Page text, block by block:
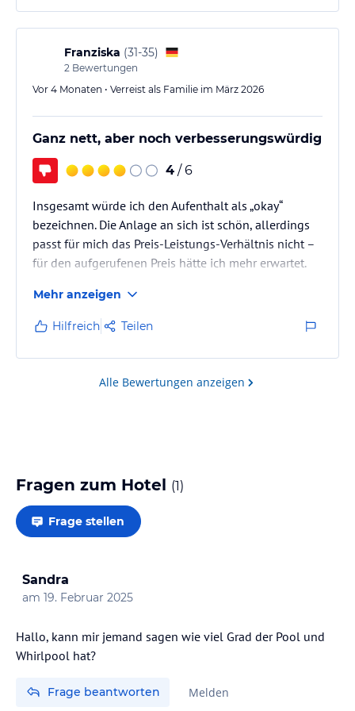
Das große Schwimmbad war in dieser Hitzewelle
sehr erfrischend - welch ein Segen.
Köstliches und reichhaltiges Frühstück und leckeres
Abendessen a la Carte.
Ein kleiner Minuspunkt zum…
Franziska (31-35)
2 Bewertungen
Vor 4 Monaten • Verreist als Familie im März 2026
Ganz nett, aber noch verbesserungswürdig
4 / 6
Insgesamt würde ich den Aufenthalt als „okay“
bezeichnen. Die Anlage an sich ist schön, allerdings
passt für mich das Preis-Leistungs-Verhältnis nicht –
für den aufgerufenen Preis hätte ich mehr erwartet.
Positiv hervorzuheben ist auf jeden Fall das Zimmer.
Es war sehr ansprechend gestaltet und modern. Auch
der Saunabereich ist gelungen.
Weniger gefallen hat uns jedoch die Lage unseres
Mehr anzeigen
Hilfreich Teilen
Alle Bewertungen anzeigen
Fragen zum Hotel (1)
Frage stellen
Sandra
am 19. Februar 2025
Hallo, kann mir jemand sagen wie viel Grad der Pool und
Whirlpool hat?
Frage beantworten Melden